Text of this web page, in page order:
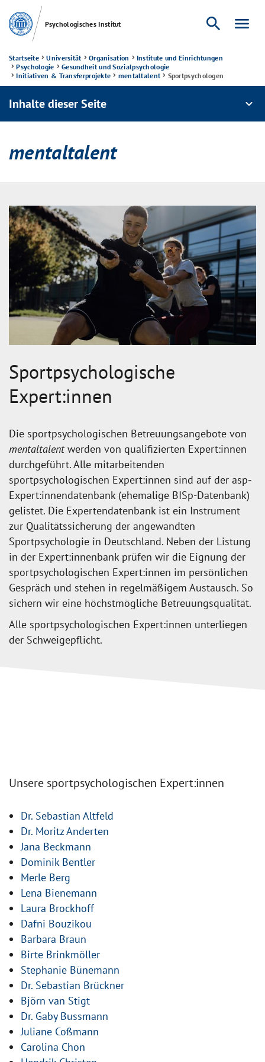
Psychologisches Institut search menu
Startseite Universität Organisation
Institute und Einrichtungen
Psychologie
Gesundheit und Sozialpsychologie
Initiativen & Transferprojekte
mentaltalent Sportpsychologen
Inhalte dieser Seite expand_more
mentaltalent
Sportpsychologische
Expert:innen
Die sportpsychologischen Betreuungsangebote von
mentaltalentwerden von qualifizierten Expert:innen
durchgeführt. Alle mitarbeitenden
sportpsychologischen Expert:innen sind auf der asp-
Expert:innendatenbank (ehemalige BISp-Datenbank)
gelistet. Die Expertendatenbank ist ein Instrument
zur Qualitätssicherung der angewandten
Sportpsychologie in Deutschland. Neben der Listung
in der Expert:innenbank prüfen wir die Eignung der
sportpsychologischen Expert:innen im persönlichen
Gespräch und stehen in regelmäßigem Austausch. So
sichern wir eine höchstmögliche Betreuungsqualität.
Alle sportpsychologischen Expert:innen unterliegen
der Schweigepflicht.
Unsere sportpsychologischen Expert:innen
Dr. Sebastian Altfeld
Dr. Moritz Anderten
Jana Beckmann
Dominik Bentler
Merle Berg
Lena Bienemann
Laura Brockhoff
Dafni Bouzikou
Barbara Braun
Birte Brinkmöller
Stephanie Bünemann
Dr. Sebastian Brückner
Björn van Stigt
Dr. Gaby Bussmann
Juliane Coßmann
Carolina Chon